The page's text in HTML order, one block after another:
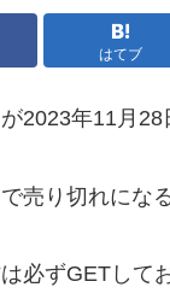
はてブ
2023年11月28
売り切れになる
必ずGETして